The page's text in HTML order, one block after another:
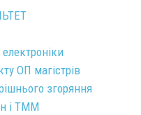
ОП магістрів
згоряння
і ТММ